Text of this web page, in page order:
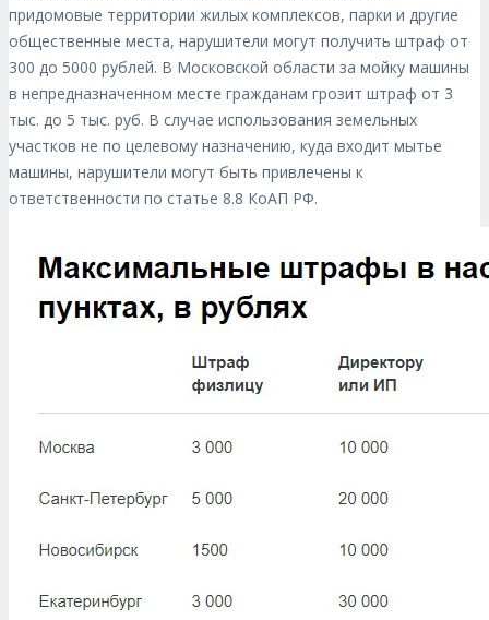
придомовые территории жилых комплексов, парки и другие
общественные места, нарушители могут получить штраф от
300 до 5000 рублей. В Московской области за мойку машины
в непредназначенном месте гражданам грозит штраф от 3
тыс. до 5 тыс. руб. В случае использования земельных
участков не по целевому назначению, куда входит мытье
машины, нарушители могут быть привлечены к
ответственности по статье 8.8 КоАП РФ.